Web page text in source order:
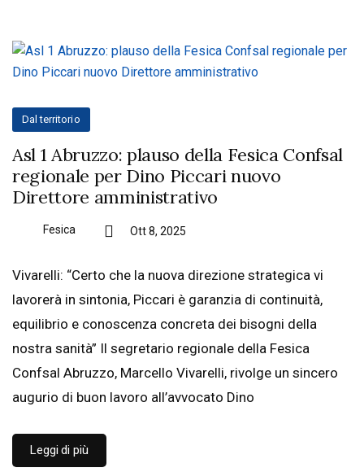
Dal territorio
Asl 1 Abruzzo: plauso della Fesica Confsal
regionale per Dino Piccari nuovo
Direttore amministrativo
Fesica Ott 8, 2025
Vivarelli: “Certo che la nuova direzione strategica vi
lavorerà in sintonia, Piccari è garanzia di continuità,
equilibrio e conoscenza concreta dei bisogni della
nostra sanità” Il segretario regionale della Fesica
Confsal Abruzzo, Marcello Vivarelli, rivolge un sincero
augurio di buon lavoro all’avvocato Dino
Leggi di più